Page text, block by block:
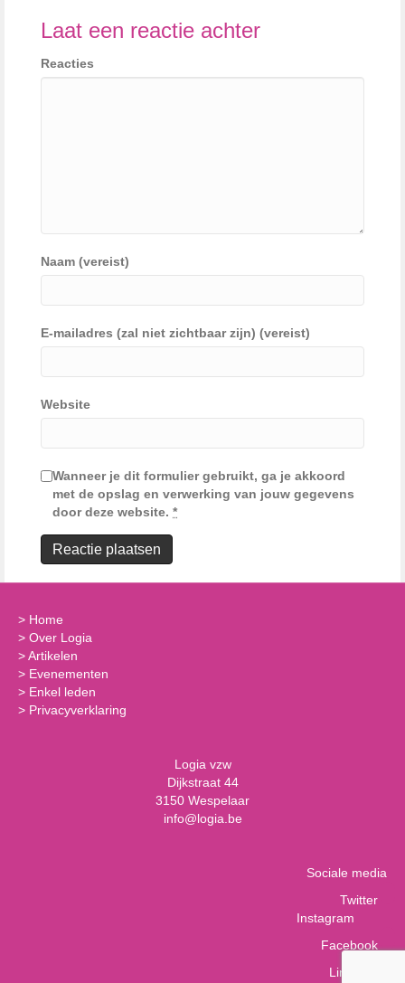
Laat een reactie achter
Reacties
Naam (vereist)
E-mailadres (zal niet zichtbaar zijn) (vereist)
Website
Wanneer je dit formulier gebruikt, ga je akkoord
met de opslag en verwerking van jouw gegevens
door deze website. *
> Home
> Over Logia
>Artikelen
> Evenementen
> Enkel leden
> Privacyverklaring
Logia vzw
Dijkstraat 44
3150 Wespelaar
info@logia.be
Sociale media
Twitter
Instagram
Facebook
LinkedIn